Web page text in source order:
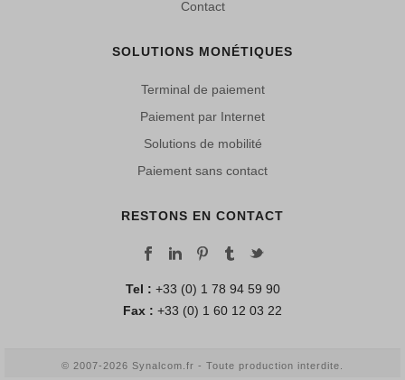
Contact
SOLUTIONS MONÉTIQUES
Terminal de paiement
Paiement par Internet
Solutions de mobilité
Paiement sans contact
RESTONS EN CONTACT
Tel : +33 (0) 1 78 94 59 90
Fax : +33 (0) 1 60 12 03 22
© 2007-2026 Synalcom.fr - Toute production interdite.